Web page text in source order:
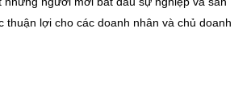
lợi cho các doanh nhân và chủ doanh